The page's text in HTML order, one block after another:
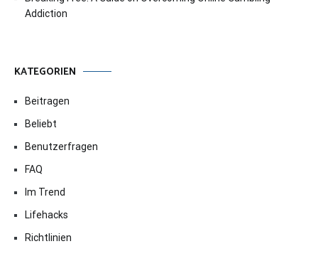
Addiction
KATEGORIEN
Beitragen
Beliebt
Benutzerfragen
FAQ
Im Trend
Lifehacks
Richtlinien